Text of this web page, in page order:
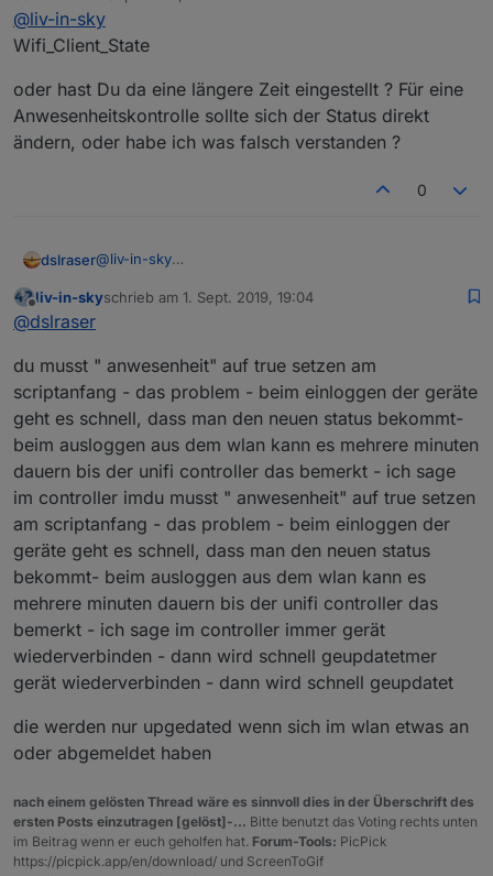
auf wunsch kann eine
werden - alle unifi clients bekommen einen
datenpunkt (ähnlich wie im ping adapter)
welche genau ?
zuletzt editiert von
@liv-in-sky
Wifi_Client_State
oder hast Du da eine längere Zeit eingestellt ? Für eine
Anwesenheitskontrolle sollte sich der Status direkt
ändern, oder habe ich was falsch verstanden ?
0
dslraser@liv-in-sky
oder hast Du da eine längere Zeit eingestellt ? Für
Offline
liv-in-skyschrieb am 1. Sept. 2019, 19:04
zuletzt editiert von
@dslraser
du musst " anwesenheit" auf true setzen am
scriptanfang - das problem - beim einloggen der geräte
geht es schnell, dass man den neuen status bekommt-
beim ausloggen aus dem wlan kann es mehrere minuten
dauern bis der unifi controller das bemerkt - ich sage
im controller imdu musst " anwesenheit" auf true setzen
am scriptanfang - das problem - beim einloggen der
geräte geht es schnell, dass man den neuen status
bekommt- beim ausloggen aus dem wlan kann es
mehrere minuten dauern bis der unifi controller das
bemerkt - ich sage im controller immer gerät
wiederverbinden - dann wird schnell geupdatetmer
gerät wiederverbinden - dann wird schnell geupdatet
die werden nur upgedated wenn sich im wlan etwas an
oder abgemeldet haben
nach einem gelösten Thread wäre es sinnvoll dies in der Überschrift des
ersten Posts einzutragen [gelöst]-... Bitte benutzt das Voting rechts unten
im Beitrag wenn er euch geholfen hat. Forum-Tools: PicPick
https://picpick.app/en/download/ und ScreenToGif